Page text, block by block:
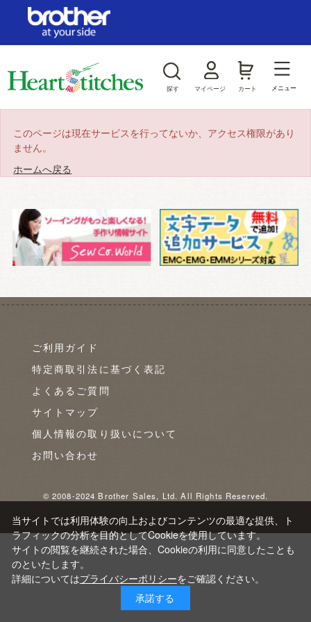
探す マイページ カート メニュー
このページは現在サービスを行ってないか、アクセス権限があり
ません。
ホームへ戻る
ご利用ガイド
特定商取引法に基づく表記
よくあるご質問
サイトマップ
個人情報の取り扱いについて
お問い合わせ
© 2008-2024 Brother Sales, Ltd. All Rights Reserved.
ログイン/新規会員登録
当サイトでは利用体験の向上およびコンテンツの最適な提供、ト
ラフィックの分析を目的としてCookieを使用しています。
サイトの閲覧を継続された場合、Cookieの利用に同意したことも
のといたします。
詳細についてはプライバシーポリシーをご確認ください。
承諾する